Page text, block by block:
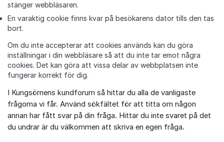
stänger webbläsaren.
En varaktig cookie finns kvar på besökarens dator tills den tas
bort.
Om du inte accepterar att cookies används kan du göra
inställningar i din webbläsare så att du inte tar emot några
cookies. Det kan göra att vissa delar av webbplatsen inte
fungerar korrekt för dig.
Om forumet
I Kungsörnens kundforum så hittar du alla de vanligaste
frågorna vi får. Använd sökfältet för att titta om någon
annan har fått svar på din fråga. Hittar du inte svaret på det
du undrar är du välkommen att skriva en egen fråga.